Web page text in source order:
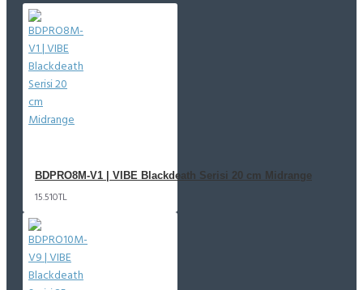
BDPRO8M-V1 | VIBE Blackdeath Serisi 20 cm Midrange
15.510TL